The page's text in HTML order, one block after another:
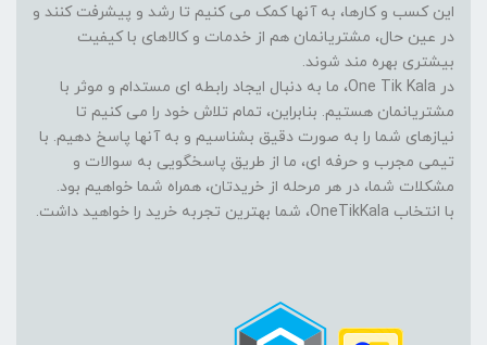
این کسب و کارها، به آنها کمک می کنیم تا رشد و پیشرفت کنند و
در عین حال، مشتریانمان هم از خدمات و کالاهای با کیفیت
بیشتری بهره مند شوند.
در One Tik Kala، ما به دنبال ایجاد رابطه ای مستدام و موثر با
مشتریانمان هستیم. بنابراین، تمام تلاش خود را می کنیم تا
نیازهای شما را به صورت دقیق بشناسیم و به آنها پاسخ دهیم. با
تیمی مجرب و حرفه ای، ما از طریق پاسخگویی به سوالات و
مشکلات شما، در هر مرحله از خریدتان، همراه شما خواهیم بود.
با انتخاب OneTikKala، شما بهترین تجربه خرید را خواهید داشت.